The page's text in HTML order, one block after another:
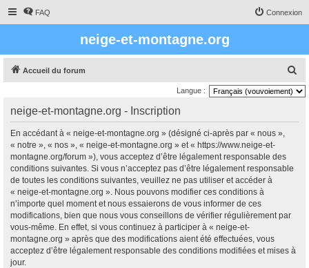
FAQ Connexion
neige-et-montagne.org
Accueil du forum
e
Langue :
neige-et-montagne.org - Inscription
En accédant à « neige-et-montagne.org » (désigné ci-après par « nous »,
« notre », « nos », « neige-et-montagne.org » et « https://www.neige-et-
montagne.org/forum »), vous acceptez d’être légalement responsable des
conditions suivantes. Si vous n’acceptez pas d’être légalement responsable
de toutes les conditions suivantes, veuillez ne pas utiliser et accéder à
« neige-et-montagne.org ». Nous pouvons modifier ces conditions à
n’importe quel moment et nous essaierons de vous informer de ces
modifications, bien que nous vous conseillons de vérifier régulièrement par
vous-même. En effet, si vous continuez à participer à « neige-et-
montagne.org » après que des modifications aient été effectuées, vous
acceptez d’être légalement responsable des conditions modifiées et mises à
jour.